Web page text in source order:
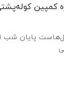
کمپین
پایان شب